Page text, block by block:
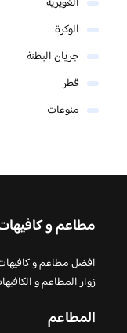
الوكرة
جريان البطنة
قطر
منوعات
مطاعم و
افضل مطاعم و
زوار المطاعم و
المطاعم